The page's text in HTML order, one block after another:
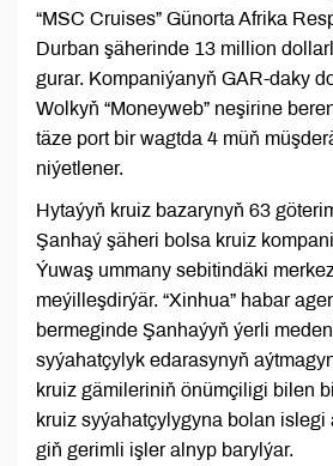
“MSC Cruises” Günorta Afrika
Durban şäherinde 13 million
gurar. Kompaniýanyň GAR-daky
Wolkyň “Moneyweb” neşirine
täze port bir wagtda 4 müň
niýetlener.
Hytaýyň kruiz bazarynyň 63
Şanhaý şäheri bolsa kruiz
Ýuwaş ummany sebitindäki
meýilleşdirýär. “Xinhua” habar
bermeginde Şanhaýyň ýerli
syýahatçylyk edarasynyň
kruiz gämileriniň önümçiligi bilen
kruiz syýahatçylygyna bolan islegi
giň gerimli işler alnyp barylýar.